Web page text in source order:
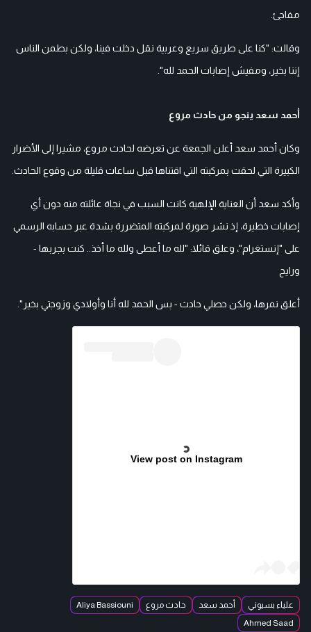
مفاجئ.
وقالت: "كنا على طريق سريع وعربية نقل دخلت فينا، ولكن بطمن الناس
إننا بخير، ومفيش إصابات الحمد لله".
أحمد سعد ينجو من حادث مروع
وكان أحمد سعد أعلن الجمعة عن تعرضه لحادث مروع، مشيرا إلى الأضرار
الكبيرة التي لحقت بمركبته التي اقتناها قبل ساعات قليلة من وقوع الحادث.
وأكد سعد أن العناية الإلهية كانت السبب في نجاة عائلته منه دون أي
إصابات خطيرة، إذ نشر صورة لمركبته المتضررة بشدة عبر حسابه الرسمي
على "إنستغرام"، وعلق قائلا: "لله ما أعطى ولله ما أخذ.. كنت بجربها -
ورايح
أعلق نمرها، ولكن حصلي حادث - بس الحمد لله أنا وأولادي وزوجتي بخير".
View post on Instagram
علياء بسيوني أحمد سعد حادث مروع
Aliya Bassiouni
Ahmed Saad